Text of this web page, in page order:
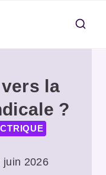
la
?
juin 2026